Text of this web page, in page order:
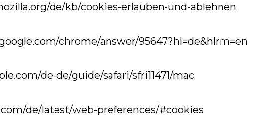
de/kb/cookies-erlauben-und-ablehnen
chrome/answer/95647?hl=de&hlrm=en
de-de/guide/safari/sfri11471/mac
de/latest/web-preferences/#cookies